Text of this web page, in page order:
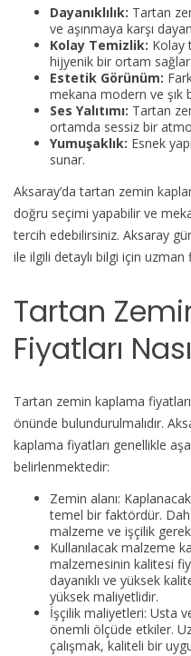
Dayanıklılık: Tartan
ve aşınmaya karşı
Kolay Temizlik: Kolay
hijyenik bir ortam sağlar.
Estetik Görünüm:
mekana modern ve şık
Ses Yalıtımı: Tartan
ortamda sessiz bir
Yumuşaklık: Esnek
sunar.
Aksaray’da tartan zemin
doğru seçimi yapabilir ve
tercih edebilirsiniz. Aksaray
ile ilgili detaylı bilgi için
Tartan
Fiyatları
Tartan zemin kaplama
önünde bulundurulmalıdır.
kaplama fiyatları genellikle
belirlenmektedir:
Zemin alanı:
temel bir faktördür.
malzeme ve işçilik
Kullanılacak malzeme
malzemesinin kalitesi
dayanıklı ve yüksek
yüksek maliyetlidir.
İşçilik maliyetleri: Usta
önemli ölçüde etkiler.
çalışmak, kaliteli bir